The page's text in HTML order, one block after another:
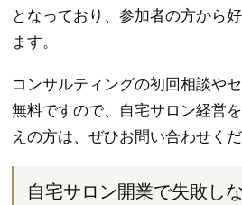
となっており、参加者の方から
ます。
コンサルティングの初回相談や
無料ですので、自宅サロン経営
えの方は、ぜひお問い合わせくだ
自宅サロン開業で失敗し